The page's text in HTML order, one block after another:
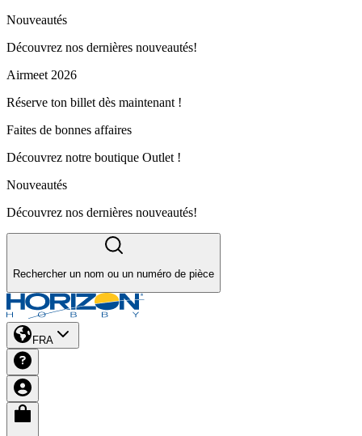
Nouveautés
Découvrez nos dernières nouveautés!
Airmeet 2026
Réserve ton billet dès maintenant !
Faites de bonnes affaires
Découvrez notre boutique Outlet !
Nouveautés
Découvrez nos dernières nouveautés!
Rechercher un nom ou un numéro de pièce
FRA